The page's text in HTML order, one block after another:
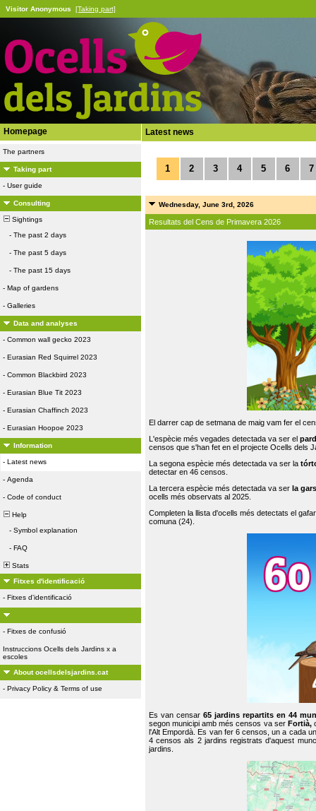
Visitor Anonymous [Taking part]
Homepage
The partners
Taking part
- User guide
Consulting
Sightings
- The past 2 days
- The past 5 days
- The past 15 days
- Map of gardens
- Galleries
Data and analyses
- Common wall gecko 2023
- Eurasian Red Squirrel 2023
- Common Blackbird 2023
- Eurasian Blue Tit 2023
- Eurasian Chaffinch 2023
- Eurasian Hoopoe 2023
Information
- Latest news
- Agenda
- Code of conduct
Help
- Symbol explanation
- FAQ
Stats
Fitxes d'identificació
- Fitxes d'identificació
- Fitxes de confusió
Instruccions Ocells dels Jardins x a
escoles
About ocellsdelsjardins.cat
- Privacy Policy & Terms of use
Latest news
1 2 3 4 5 6 7
Wednesday, June 3rd, 2026
Resultats del Cens de Primavera 2026
El darrer cap de setmana de maig vam fer el
L'espècie més vegades detectada va ser el
censos que s'han fet en el projecte Ocells dels
La segona espècie més detectada va ser la
detectar en 46 censos.
La tercera espècie més detectada va ser la
ocells més observats al 2025.
Completen la llista d'ocells més detectats el
comuna (24).
Es van censar65 jardins repartits en 44
segon municipi amb més censos va ser Fortià,
l'Alt Empordà. Es van fer 6 censos, un a cada
4 censos als 2 jardins registrats d'aquest
jardins.